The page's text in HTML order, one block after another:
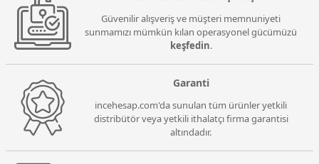
Güvenilir alışveriş ve müşteri memnuniyeti
sunmamızı mümkün kılan operasyonel gücümüzü
keşfedin.
Garanti
incehesap.com'da sunulan tüm ürünler yetkili
distribütör veya yetkili ithalatçı firma garantisi
altındadır.